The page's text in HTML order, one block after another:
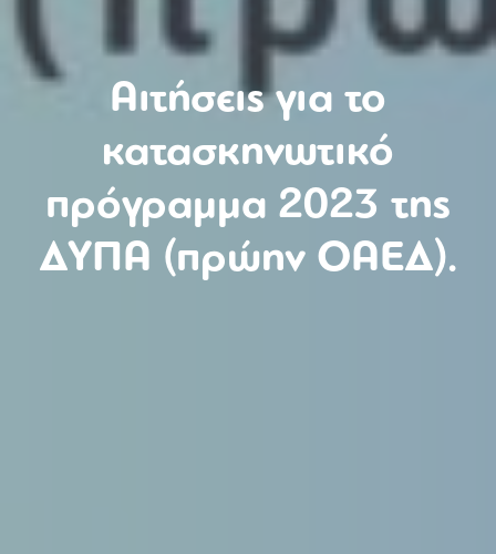
Αιτήσεις για το
κατασκηνωτικό
πρόγραμμα 2023 της
ΔΥΠΑ (πρώην ΟΑΕΔ).